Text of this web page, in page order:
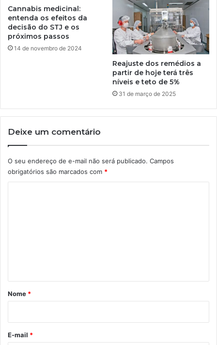
Cannabis medicinal:
entenda os efeitos da
decisão do STJ e os
próximos passos
14 de novembro de 2024
Reajuste dos remédios a
partir de hoje terá três
níveis e teto de 5%
31 de março de 2025
Deixe um comentário
O seu endereço de e-mail não será publicado. Campos
obrigatórios são marcados com *
r
*
Nome *
E-mail *